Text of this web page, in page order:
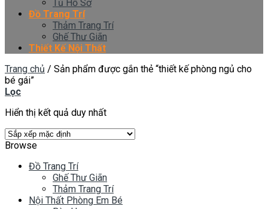
Tủ Hồ Sơ
Đồ Trang Trí
Thảm Trang Trí
Ghế Thư Giãn
Thiết Kế Nội Thất
Trang chủ / Sản phẩm được gắn thẻ “thiết kế phòng ngủ cho
bé gái”
Lọc
Hiển thị kết quả duy nhất
Browse
Đồ Trang Trí
Ghế Thư Giãn
Thảm Trang Trí
Nội Thất Phòng Em Bé